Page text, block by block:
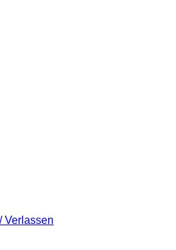
Verlassen